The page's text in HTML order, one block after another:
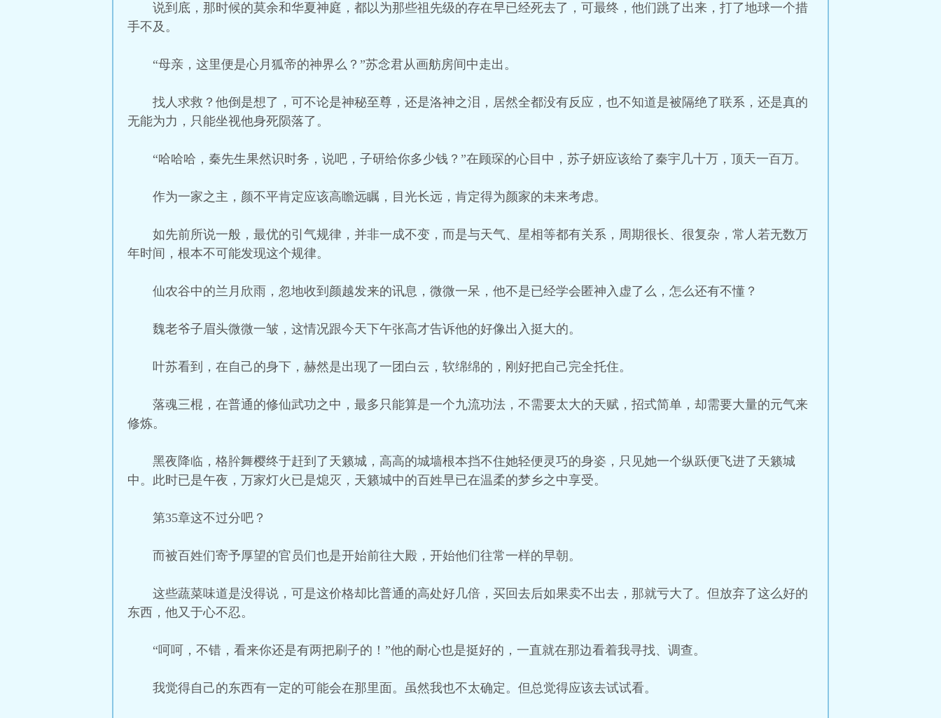
说到底，那时候的莫余和华夏神庭，都以为那些祖先级的存在早已经死去了，可最终，他们跳了出来，打了地球一个措
手不及。
“母亲，这里便是心月狐帝的神界么？”苏念君从画舫房间中走出。
找人求救？他倒是想了，可不论是神秘至尊，还是洛神之泪，居然全都没有反应，也不知道是被隔绝了联系，还是真的
无能为力，只能坐视他身死陨落了。
“哈哈哈，秦先生果然识时务，说吧，子研给你多少钱？”在顾琛的心目中，苏子妍应该给了秦宇几十万，顶天一百万。
作为一家之主，颜不平肯定应该高瞻远瞩，目光长远，肯定得为颜家的未来考虑。
如先前所说一般，最优的引气规律，并非一成不变，而是与天气、星相等都有关系，周期很长、很复杂，常人若无数万
年时间，根本不可能发现这个规律。
仙农谷中的兰月欣雨，忽地收到颜越发来的讯息，微微一呆，他不是已经学会匿神入虚了么，怎么还有不懂？
魏老爷子眉头微微一皱，这情况跟今天下午张高才告诉他的好像出入挺大的。
叶苏看到，在自己的身下，赫然是出现了一团白云，软绵绵的，刚好把自己完全托住。
落魂三棍，在普通的修仙武功之中，最多只能算是一个九流功法，不需要太大的天赋，招式简单，却需要大量的元气来
修炼。
黑夜降临，格肸舞樱终于赶到了天籁城，高高的城墙根本挡不住她轻便灵巧的身姿，只见她一个纵跃便飞进了天籁城
中。此时已是午夜，万家灯火已是熄灭，天籁城中的百姓早已在温柔的梦乡之中享受。
第35章这不过分吧？
而被百姓们寄予厚望的官员们也是开始前往大殿，开始他们往常一样的早朝。
这些蔬菜味道是没得说，可是这价格却比普通的高处好几倍，买回去后如果卖不出去，那就亏大了。但放弃了这么好的
东西，他又于心不忍。
“呵呵，不错，看来你还是有两把刷子的！”他的耐心也是挺好的，一直就在那边看着我寻找、调查。
我觉得自己的东西有一定的可能会在那里面。虽然我也不太确定。但总觉得应该去试试看。